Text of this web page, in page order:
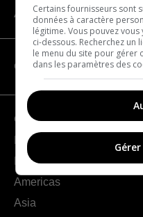
About us
CATEGORIES
Geography
France
Europe
Americas
Asia
Certains fournisseurs sont
données à caractère
légitime. Vous pouvez
ci-dessous. Recherchez un
le menu du site pour gérer
dans les paramètres des